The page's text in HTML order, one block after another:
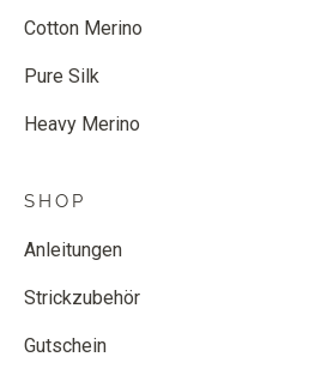
Cotton Merino
Pure Silk
Heavy Merino
SHOP
Anleitungen
Strickzubehör
Gutschein